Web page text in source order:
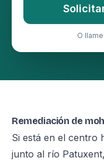
O
Remediación de
Si está en el centro
junto al río